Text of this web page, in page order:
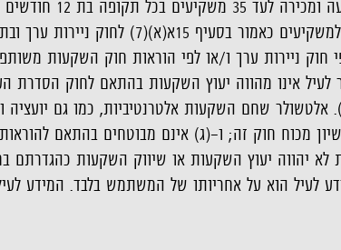
בתוספת הראשונה לחוק ניירות ערך
לעיל אינו מהווה יעוץ השקעות בהתאם לחוק הסדרת
אלטשולר שחם השקעות אלטרנטיביות, כמו גם
מכוח חוק זה; ו-(ג) אינם מבוטחים בהתאם
יהווה יעוץ השקעות או שיווק השקעות כהגדרתם
הוא על אחריותו של המשתמש בלבד. המידע לעיל